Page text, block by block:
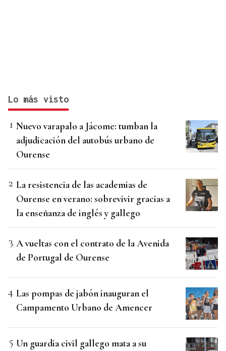
Lo más visto
Nuevo varapalo a Jácome: tumban la
adjudicación del autobús urbano de
Ourense
La resistencia de las academias de
Ourense en verano: sobrevivir gracias a
la enseñanza de inglés y gallego
A vueltas con el contrato de la Avenida
de Portugal de Ourense
Las pompas de jabón inauguran el
Campamento Urbano de Amencer
Un guardia civil gallego mata a su